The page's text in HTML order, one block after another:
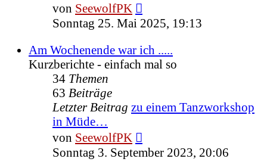
von SeewolfPK
Beitrag
Sonntag 25. Mai 2025, 19:13
Am Wochenende war ich .....
Kurzberichte - einfach mal so
34 Themen
63 Beiträge
Letzter Beitrag zu einem Tanzworkshop
in Müde…
von SeewolfPK
Beitrag
Sonntag 3. September 2023, 20:06